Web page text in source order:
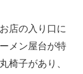
店の入り口に
メン屋台が特
椅子があり、